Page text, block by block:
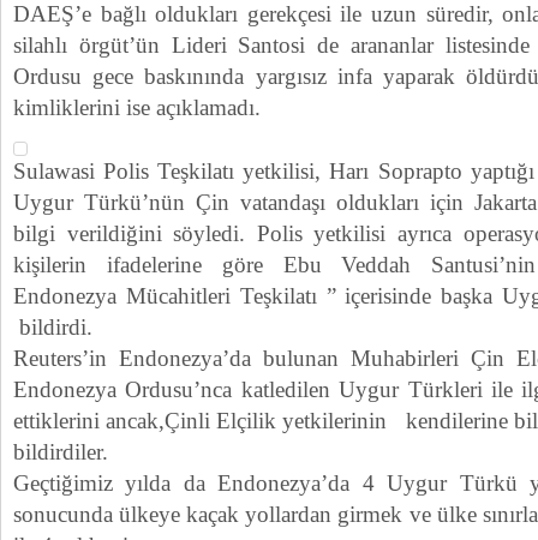
DAEŞ’e bağlı oldukları gerekçesi ile uzun süredir,
silahlı örgüt’ün Lideri Santosi de arananlar
Ordusu gece baskınında yargısız infa yaparak
kimliklerini ise açıklamadı.
Sulawasi Polis Teşkilatı yetkilisi, Harı Soprapto
Uygur Türkü’nün Çin vatandaşı oldukları için
bilgi verildiğini söyledi. Polis yetkilisi ayrıca
kişilerin ifadelerine göre Ebu Veddah
Endonezya Mücahitleri Teşkilatı ” içerisinde başka
bildirdi.
Reuters’in Endonezya’da bulunan Muhabirleri Çin
Endonezya Ordusu’nca katledilen Uygur Türkleri ile
ettiklerini ancak,Çinli Elçilik yetkilerinin kendilerine
bildirdiler.
Geçtiğimiz yılda da Endonezya’da 4 Uygur Türkü
sonucunda ülkeye kaçak yollardan girmek ve ülke